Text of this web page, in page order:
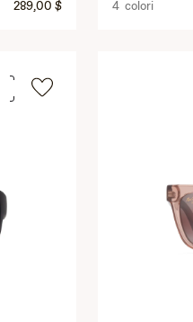
289,00 $ 4 colori